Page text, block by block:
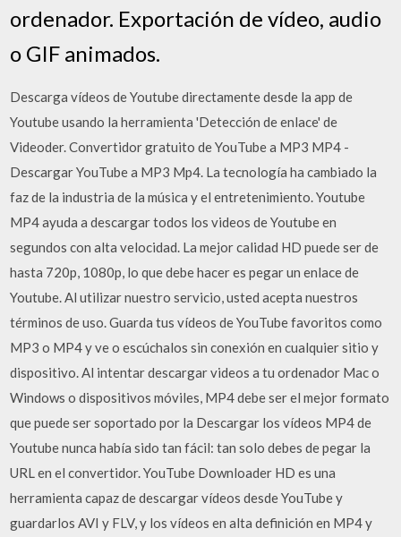
ordenador. Exportación de vídeo, audio
o GIF animados.
Descarga vídeos de Youtube directamente desde la app de
Youtube usando la herramienta 'Detección de enlace' de
Videoder. Convertidor gratuito de YouTube a MP3 MP4 -
Descargar YouTube a MP3 Mp4. La tecnología ha cambiado la
faz de la industria de la música y el entretenimiento. Youtube
MP4 ayuda a descargar todos los videos de Youtube en
segundos con alta velocidad. La mejor calidad HD puede ser de
hasta 720p, 1080p, lo que debe hacer es pegar un enlace de
Youtube. Al utilizar nuestro servicio, usted acepta nuestros
términos de uso. Guarda tus vídeos de YouTube favoritos como
MP3 o MP4 y ve o escúchalos sin conexión en cualquier sitio y
dispositivo. Al intentar descargar videos a tu ordenador Mac o
Windows o dispositivos móviles, MP4 debe ser el mejor formato
que puede ser soportado por la Descargar los vídeos MP4 de
Youtube nunca había sido tan fácil: tan solo debes de pegar la
URL en el convertidor. YouTube Downloader HD es una
herramienta capaz de descargar vídeos desde YouTube y
guardarlos AVI y FLV, y los vídeos en alta definición en MP4 y